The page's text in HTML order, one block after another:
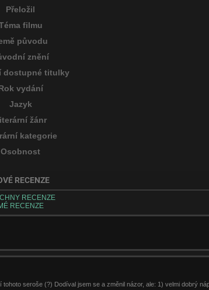
Přeložil
filmu
původu
znění
dostupné titulky
Rok vydání
Jazyk
žánr
kategorie
Osobnost
RECENZE
RECENZE
RECENZE
seroše (?) Dodíval jsem se a změnil názor, ale: 1) velmi dobrý